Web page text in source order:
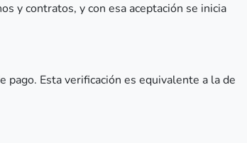
y contratos, y con esa aceptación se inicia
Esta verificación es equivalente a la de